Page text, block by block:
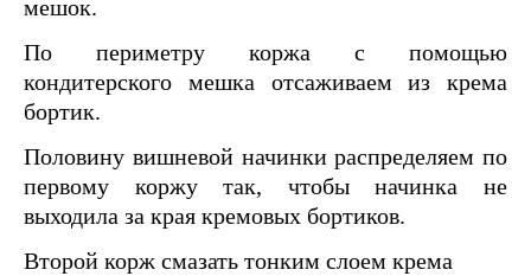
мешок.
По периметру коржа с помощью
кондитерского мешка отсаживаем из крема
бортик.
Половину вишневой начинки распределяем по
первому коржу так, чтобы начинка не
выходила за края кремовых бортиков.
Второй корж смазать тонким слоем крема